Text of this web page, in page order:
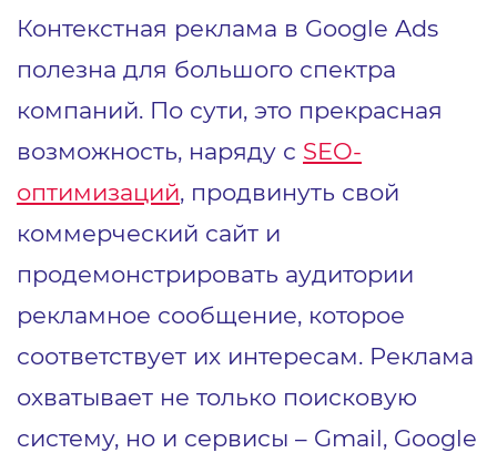
Контекстная реклама в Google Ads
полезна для большого спектра
компаний. По сути, это прекрасная
возможность, наряду с SEO-
оптимизаций, продвинуть свой
коммерческий сайт и
продемонстрировать аудитории
рекламное сообщение, которое
соответствует их интересам. Реклама
охватывает не только поисковую
систему, но и сервисы – Gmail, Google